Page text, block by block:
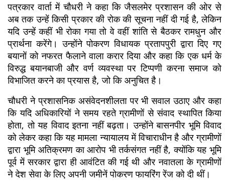
पत्रकार वार्ता में चौधरी ने कहा कि जैसलमेर प्रशासन की ओर से
अब तक उन्हें किसी प्रकार की रोक की सूचना नहीं दी गई है, लेकिन
यदि उन्हें कहीं भी रोका गया तो वे वहीं शांति से बैठकर रामधुन और
प्रार्थना करेंगे। उन्होंने पोकरण विधायक प्रतापपुरी द्वारा दिए गए
बयानों को नफरत फैलाने वाला करार दिया और कहा कि एक धर्म के
विरुद्ध बयानबाजी और वर्ण व्यवस्था पर टिप्पणी करना समाज को
विभाजित करने का प्रयास है, जो कि अनुचित है।
चौधरी ने प्रशासनिक असंवेदनशीलता पर भी सवाल उठाए और कहा
कि यदि अधिकारियों ने समय रहते ग्रामीणों से संवाद स्थापित किया
होता, तो यह विवाद इतना नहीं बढ़ता। उन्होंने बासनपीर भूमि विवाद
को लेकर कहा कि यह मामला न्यायालय में विचाराधीन है और ग्रामीणों
द्वारा भूमि अतिक्रमण का आरोप भी तर्कसंगत नहीं है, क्योंकि यह भूमि
पूर्व में सरकार द्वारा ही आवंटित की गई थी और नवातला के ग्रामीणों
ने देश सेवा के लिए अपनी जमीनें पोकरण फायरिंग रेंज को दी थीं।